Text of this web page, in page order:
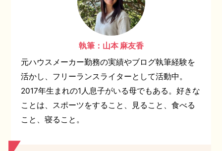
執筆：山本 麻友香
元ハウスメーカー勤務の実績やブログ執筆経験を
活かし、フリーランスライターとして活動中。
2017年生まれの1人息子がいる母でもある。好きな
ことは、スポーツをすること、見ること、食べる
こと、寝ること。